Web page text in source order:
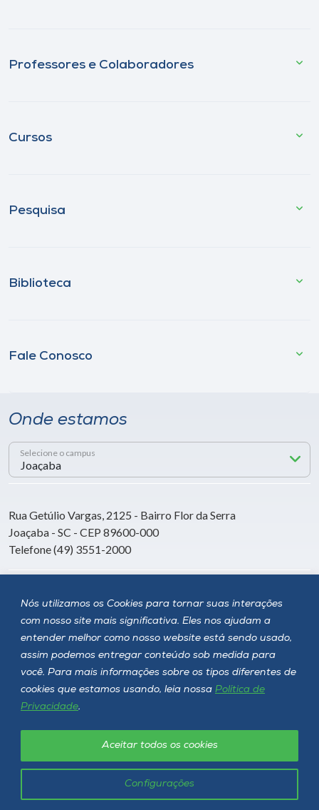
Nós utilizamos os Cookies para tornar suas interações
com nosso site mais significativa. Eles nos ajudam a
entender melhor como nosso website está sendo usado,
assim podemos entregar conteúdo sob medida para
você. Para mais informações sobre os tipos diferentes de
cookies que estamos usando, leia nossa Política de
Privacidade.
Configurações
Aceitar todos os cookies
Professores e Colaboradores
Cursos
Pesquisa
Biblioteca
Fale Conosco
Onde estamos
Selecione o campus
Rua Getúlio Vargas, 2125 - Bairro Flor da Serra
Joaçaba - SC - CEP 89600-000
Telefone (49) 3551-2000
Siga a Unoesc
Unoesc © 2026 - Todos os direitos reservados
Política de privacidade LGPD